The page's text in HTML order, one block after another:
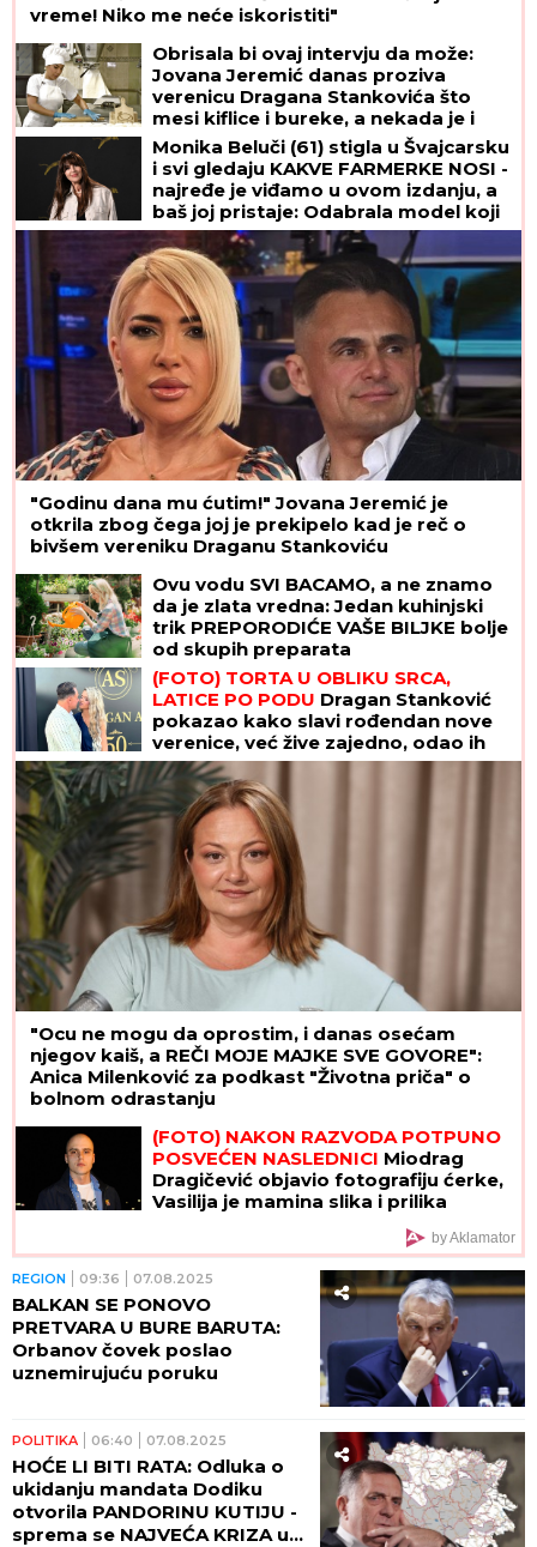
vreme! Niko me neće iskoristiti"
Obrisala bi ovaj intervju da može:
Jovana Jeremić danas proziva
verenicu Dragana Stankovića što
mesi kiflice i bureke, a nekada je i
ona radila isto!
Monika Beluči (61) stigla u Švajcarsku
i svi gledaju KAKVE FARMERKE NOSI -
najređe je viđamo u ovom izdanju, a
baš joj pristaje: Odabrala model koji
izdužuje figuru, a onda se vratila
prepoznatljivom stilu
"Godinu dana mu ćutim!" Jovana Jeremić je
otkrila zbog čega joj je prekipelo kad je reč o
bivšem vereniku Draganu Stankoviću
Ovu vodu SVI BACAMO, a ne znamo
da je zlata vredna: Jedan kuhinjski
trik PREPORODIĆE VAŠE BILJKE bolje
od skupih preparata
(FOTO) TORTA U OBLIKU SRCA,
LATICE PO PODU Dragan Stanković
pokazao kako slavi rođendan nove
verenice, već žive zajedno, odao ih
jedan detalj
"Ocu ne mogu da oprostim, i danas osećam
njegov kaiš, a REČI MOJE MAJKE SVE GOVORE":
Anica Milenković za podkast "Životna priča" o
bolnom odrastanju
(FOTO) NAKON RAZVODA POTPUNO
POSVEĆEN NASLEDNICI Miodrag
Dragičević objavio fotografiju ćerke,
Vasilija je mamina slika i prilika
by Aklamator
REGION 09:36 07.08.2025
BALKAN SE PONOVO
PRETVARA U BURE BARUTA:
Orbanov čovek poslao
uznemirujuću poruku
POLITIKA 06:40 07.08.2025
HOĆE LI BITI RATA: Odluka o
ukidanju mandata Dodiku
otvorila PANDORINU KUTIJU -
sprema se NAJVEĆA KRIZA u